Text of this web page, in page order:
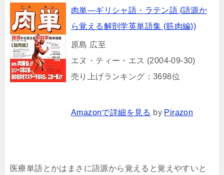
肉単―ギリシャ語・ラテン語 (語源か
ら覚える解剖学英単語集 (筋肉編))
原島 広至
エヌ・ティー・エス (2004-09-30)
売り上げランキング：3698位
Amazonで詳細を見る by Pirazon
医療単語とかはまさに語源から覚えると覚えやすいと